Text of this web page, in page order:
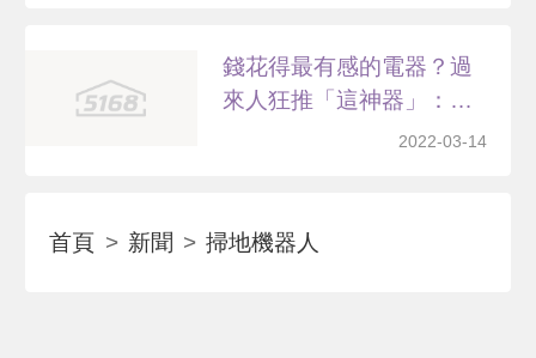
錢花得最有感的電器？過
來人狂推「這神器」：後
2022-03-14
首頁 新聞 掃地機器人